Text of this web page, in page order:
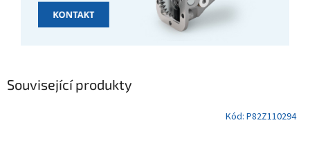
Související produkty
Kód: P82Z110294